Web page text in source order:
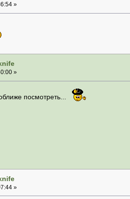
»
»
посмотреть...
»